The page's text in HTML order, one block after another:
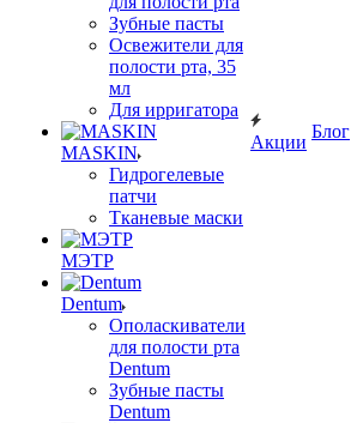
Зубные пасты
Освежители для
полости рта, 35
мл
Для ирригатора
MASKIN
Гидрогелевые
патчи
Тканевые маски
МЭТР
Dentum
Ополаскиватели
для полости рта
Dentum
Зубные пасты
Dentum
Акции
Блог